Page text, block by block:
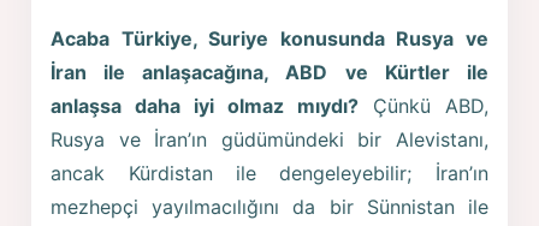
Acaba Türkiye, Suriye konusunda Rusya ve
İran ile anlaşacağına, ABD ve Kürtler ile
anlaşsa daha iyi olmaz mıydı?Çünkü ABD,
Rusya ve İran’ın güdümündeki bir Alevistanı,
ancak Kürdistan ile dengeleyebilir; İran’ın
mezhepçi yayılmacılığını da bir Sünnistan ile